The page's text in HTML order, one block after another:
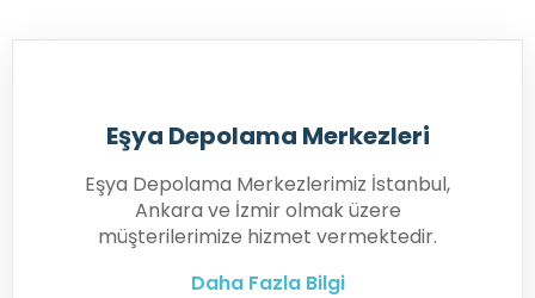
Eşya Depolama Merkezleri
Eşya Depolama Merkezlerimiz İstanbul,
Ankara ve İzmir olmak üzere
müşterilerimize hizmet vermektedir.
Daha Fazla Bilgi